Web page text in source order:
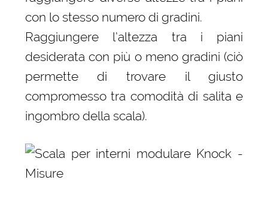
con lo stesso numero di gradini.
Raggiungere l’altezza tra i piani
desiderata con più o meno gradini (ciò
permette di trovare il giusto
compromesso tra comodità di salita e
ingombro della scala).